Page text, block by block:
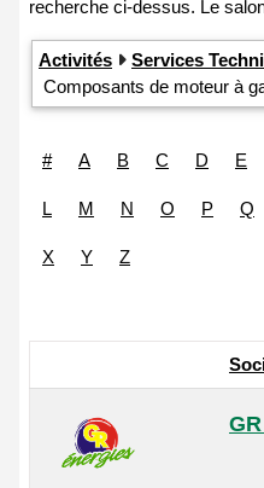
Activités
Services
Composants de moteur à
# A B C D E
L M N O P Q
X Y Z